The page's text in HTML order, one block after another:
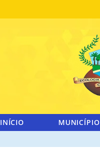
INÍCIO MUNICÍPIO